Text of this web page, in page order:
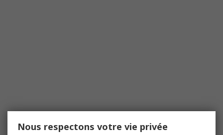
Nous respectons votre vie privée